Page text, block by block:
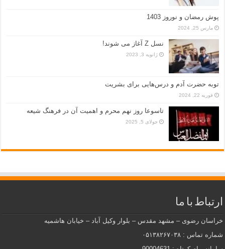
پوش رمضان و نوروز 1403
مارس 25, 2024
نسل Z آغاز می شوند!
ژانویه 3, 2023
توبه حضرت آدم و درس‌هایی برای بشریت
فوریه 22, 2024
تاسوعا روز نهم محرم و اهمیت آن در فرهنگ شیعه
جولای 5, 2025
ارتباط با ما
خراسان رضوی – مشهد مقدس – بلوار وکیل آباد – خیابان هاشمیه
شماره تماس : ۰۵۱۳۸۲۶۷۰۳۸